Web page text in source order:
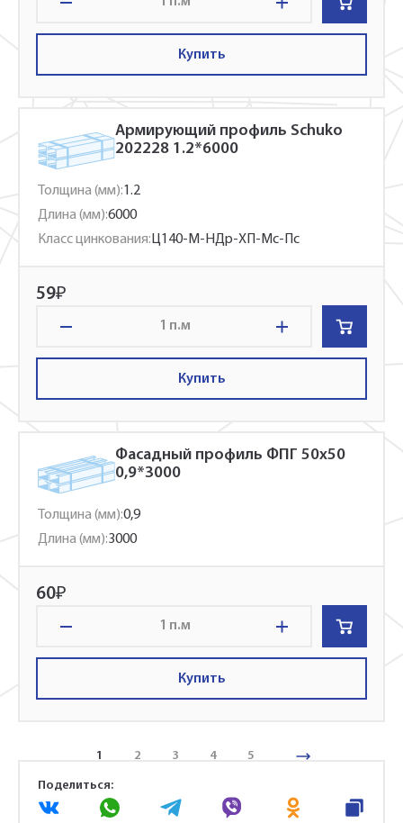
Купить
Армирующий профиль Schuko
202228 1.2*6000
Толщина (мм):1.2
Длина (мм):6000
Класс цинкования: Ц140-М-НДр-ХП-Мс-Пс
59₽
п.м
Купить
Фасадный профиль ФПГ 50x50
0,9*3000
Толщина (мм):0,9
Длина (мм):3000
60₽
п.м
Купить
1 2 3 4 5
Поделиться: